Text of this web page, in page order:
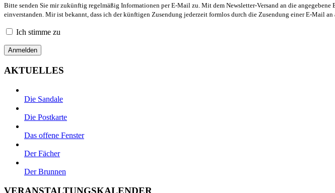
Bitte senden Sie mir zukünftig regelmäßig Informationen per E-Mail zu. Mit dem Newsletter-Versand an die
einverstanden. Mir ist bekannt, dass ich der künftigen Zusendung jederzeit formlos durch die Zusendung einer E-Mail an
Ich stimme zu
AKTUELLES
Die Sandale
Die Postkarte
Das offene Fenster
Der Fächer
Der Brunnen